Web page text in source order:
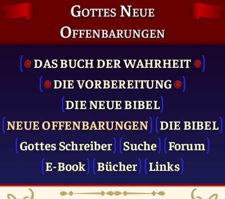
Gottes Neue
Offenbarungen
DAS BUCH DER WAHRHEIT
DIE VOR­BEREITUNG
DIE NEUE BIBEL
NEUE OFFENBARUNGEN
DIE BIBEL
Gottes Schreiber
Suche
Forum
E-Book
Bücher Links